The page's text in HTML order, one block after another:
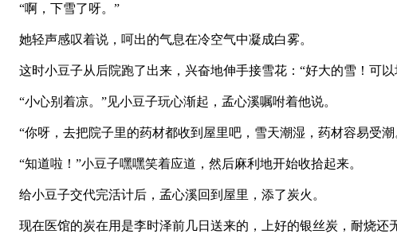
“啊，下雪了呀。”
她轻声感叹着说，呵出的气息在冷空气中凝成白雾。
这时小豆子从后院跑了出来，兴奋地伸手接雪花：“好大的雪！可以
“小心别着凉。”见小豆子玩心渐起，孟心溪嘱咐着他说。
“你呀，去把院子里的药材都收到屋里吧，雪天潮湿，药材容易受潮
“知道啦！”小豆子嘿嘿笑着应道，然后麻利地开始收拾起来。
给小豆子交代完活计后，孟心溪回到屋里，添了炭火。
现在医馆的炭在用是李时泽前几日送来的，上好的银丝炭，耐烧